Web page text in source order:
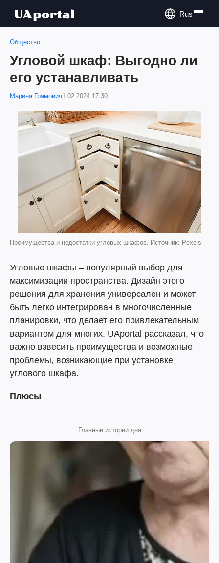
Rus
Общество
Угловой шкаф: Выгодно ли
его устанавливать
Марина Грамович1.02.2024 17:30
Преимущества и недостатки угловых шкафов. Источник: Pexels
Угловые шкафы – популярный выбор для
максимизации пространства. Дизайн этого
решения для хранения универсален и может
быть легко интегрирован в многочисленные
планировки, что делает его привлекательным
вариантом для многих. UAportal рассказал, что
важно взвесить преимущества и возможные
проблемы, возникающие при установке
углового шкафа.
Плюсы
Главные истории дня